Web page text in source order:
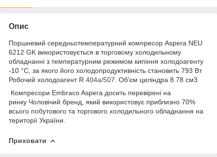
Опис
Поршневий середньотемпературний компресор Aspera NEU
6212 GK використовується в торговому холодильному
обладнанні з температурним режимом кипіння холодоагенту
-10 °C, за якого його холодопродуктивність становить 793 Вт
Робочий холодоагент R 404a/507 . Об'єм циліндра 8.78 см3
Компресори Embraco Aspera досить перевірені на
ринку Чоловічий бренд, який використовує приблизно 70%
всього побутового та торгового холодильного обладнання на
території України.
Приховати